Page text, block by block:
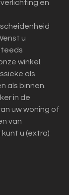
en
u
winkel.
als
als binnen.
in de
uw woning of
van
u (extra)